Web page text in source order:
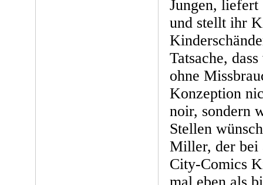
Jungen, liefert
und stellt ihr
Tatsache,
ohne
Konzeption
noir, sondern
Stellen
Miller, der bei
City-Comics